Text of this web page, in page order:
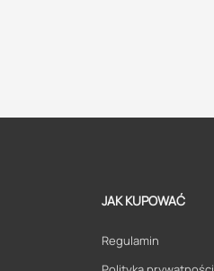
JAK KUPOWAĆ
Regulamin